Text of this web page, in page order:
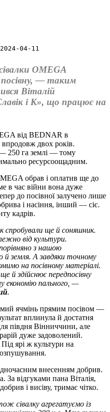
04-11
OMEGA
— таким
Віталій
і К», що працює на
від BEDNAR в
впродовж двох років.
250 га землі — тому
ресурсоощадним.
обрав і оплатив ще до
в час війни вона дуже
до посівної залучено лише
і насіння, інший — сіє.
кадрів.
спробували ще й соняшник.
від культури.
з нашою
й земля. А завдяки точному
на посівному матеріалі.
й здійснює передпосівну
економію пального, —
.
ячмінь прямим посівом —
вплинула й достатня
півдня Вінниччини, але
дуже задоволений.
Під ярі ж культури на
внесенням добрив.
За відгуками пана Віталія,
і висіву, тримає чітко.
сівалку агрегатуємо із